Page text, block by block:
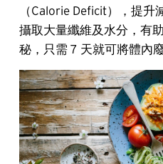
（Calorie Deficit），提
攝取大量纖維及水分，有
秘，只需 7 天就可將體內